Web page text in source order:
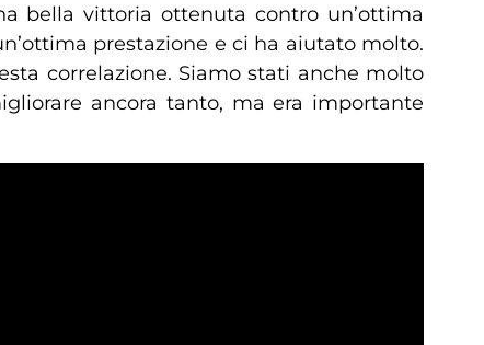
bella vittoria ottenuta contro un’ottima
prestazione e ci ha aiutato molto.
correlazione. Siamo stati anche molto
ancora tanto, ma era importante